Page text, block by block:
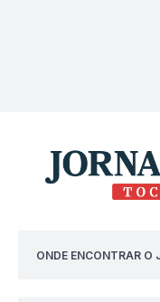
ONDE ENCONTRAR O